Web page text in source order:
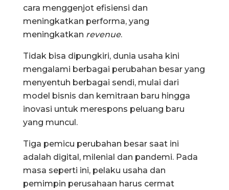
cara menggenjot efisiensi dan
meningkatkan performa, yang
meningkatkan revenue.
Tidak bisa dipungkiri, dunia usaha kini
mengalami berbagai perubahan besar yang
menyentuh berbagai sendi, mulai dari
model bisnis dan kemitraan baru hingga
inovasi untuk merespons peluang baru
yang muncul.
Tiga pemicu perubahan besar saat ini
adalah digital, milenial dan pandemi. Pada
masa seperti ini, pelaku usaha dan
pemimpin perusahaan harus cermat